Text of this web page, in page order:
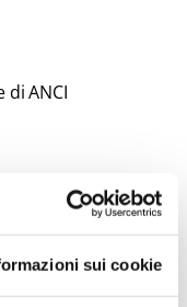
sui cookie
ANCI